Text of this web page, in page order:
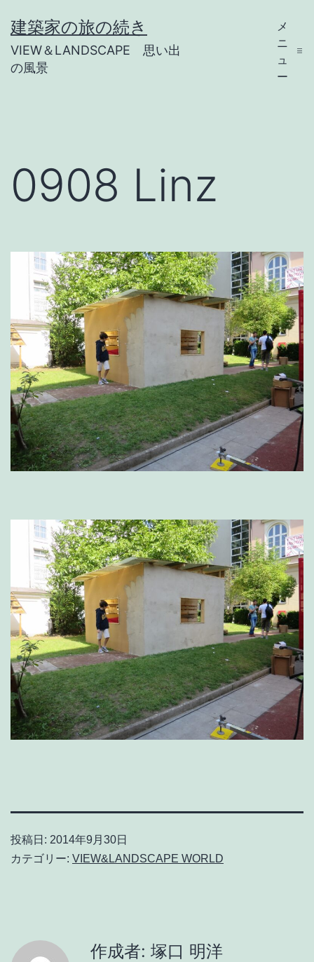
ン建築家の旅の続き
VIEW＆LANDSCAPE 思い出
の風景
メ
ニ
ュ
ー
0908 Linz
投稿日: 2014年9月30日
カテゴリー: VIEW&LANDSCAPE WORLD
作成者: 塚口 明洋